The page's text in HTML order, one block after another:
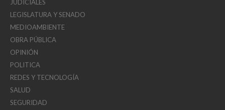
JUDICIALES
LEGISLATURA Y SENADO
MEDIOAMBIENTE
OBRA PÚBLICA
OPINIÓN
POLITICA
REDES Y TECNOLOGÍA
SALUD
SEGURIDAD